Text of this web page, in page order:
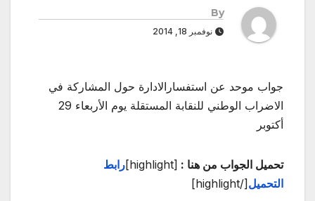
By
نوفمبر 18, 2014
جواب موحد عن استفسارالادارة حول المشاركة في
الاضراب الوطني للنقابة المستقلة يوم الأربعاء 29
أكتوبر
تحميل الجواب من هنا : [highlight]
رابط
التحميل [/highlight]